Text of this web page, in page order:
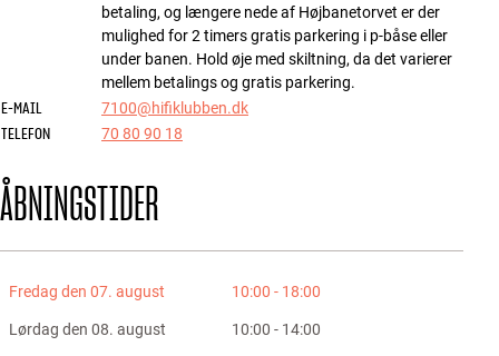
Kundeservicebetaling, og længere nede af Højbanetorvet er der
mulighed for 2 timers gratis parkering i p-båse eller
under banen. Hold øje med skiltning, da det varierer
mellem betalings og gratis parkering.
E-MAIL 7100@hifiklubben.dk
TELEFON 70 80 90 18
ÅBNINGSTIDER
Fredag den 07. august 10:00 - 18:00
Lørdag den 08. august 10:00 - 14:00